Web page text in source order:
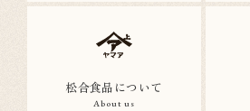
松合食品について
About us